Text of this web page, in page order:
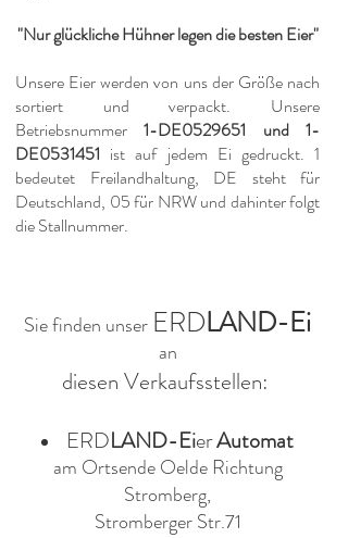
"Nur glückliche Hühner legen die besten Eier"
Unsere Eier werden von uns der Größe nach
sortiert und verpackt. Unsere
Betriebsnummer1-DE0529651 und 1-
DE0531451 ist auf jedem Ei gedruckt. 1
bedeutet Freilandhaltung, DE steht für
Deutschland, 05 für NRW und dahinter folgt
die Stallnummer.
Siefinden unser ERDLAND-Ei
an
diesen Verkaufsstellen:
ERDLAND-EierAutomat
am Ortsende Oelde Richtung
Stromberg,
StrombergerStr.71